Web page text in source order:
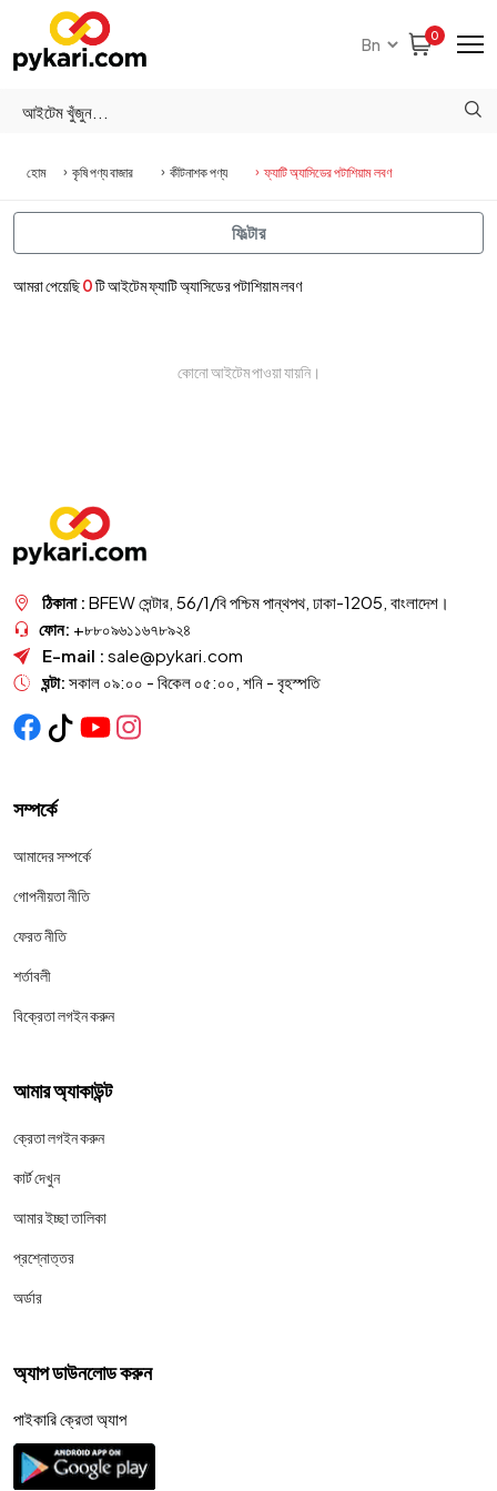
0
হোম কৃষি পণ্য বাজার কীটনাশক পণ্য ফ্যাটি অ্যাসিডের পটাশিয়াম লবণ
আমরা পেয়েছি0টি আইটেম ফ্যাটি অ্যাসিডের পটাশিয়াম লবণ
কোনো আইটেম পাওয়া যায়নি।
ফিল্টার
ঠিকানা : BFEW সেন্টার, 56/1/বি পশ্চিম পান্থপথ, ঢাকা-1205, বাংলাদেশ।
ফোন: +৮৮০৯৬১১৬৭৮৯২৪
E-mail : sale@pykari.com
ঘন্টা: সকাল ০৯:০০ - বিকেল ০৫:০০, শনি - বৃহস্পতি
সম্পর্কে
আমাদের সম্পর্কে
গোপনীয়তা নীতি
ফেরত নীতি
শর্তাবলী
বিক্রেতা লগইন করুন
আমার অ্যাকাউন্ট
ক্রেতা লগইন করুন
কার্ট দেখুন
আমার ইচ্ছা তালিকা
প্রশ্নোত্তর
অর্ডার
অ্যাপ ডাউনলোড করুন
পাইকারি ক্রেতা অ্যাপ